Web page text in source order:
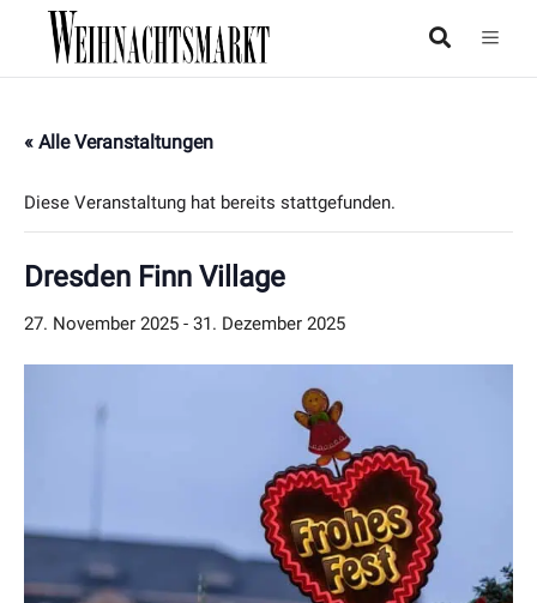
« Alle Veranstaltungen
Diese Veranstaltung hat bereits stattgefunden.
Dresden Finn Village
27. November 2025 - 31. Dezember 2025